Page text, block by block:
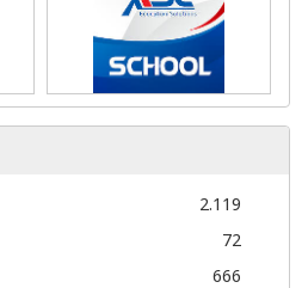
2.119
72
666